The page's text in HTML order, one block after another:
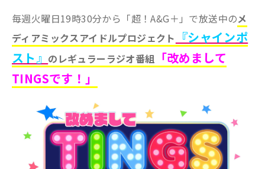
毎週火曜日19時30分から「超！A&G＋」で放送中のメ
ディアミックスアイドルプロジェクト
『シャインポ
スト』 のレギュラーラジオ番組 「改めまして
TINGSです！」